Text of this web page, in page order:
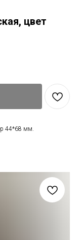
цвет
44*68 мм.